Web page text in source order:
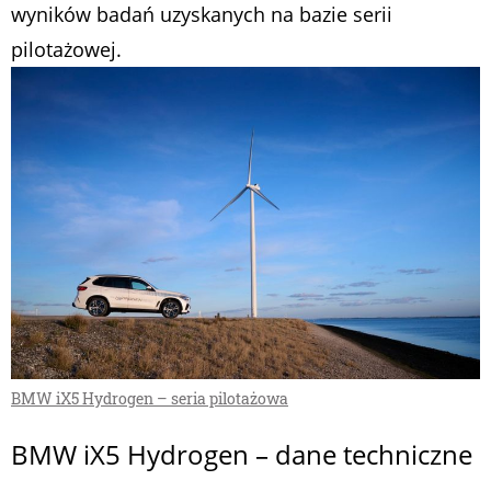
wyników badań uzyskanych na bazie serii
pilotażowej.
BMW iX5 Hydrogen – seria pilotażowa
BMW iX5 Hydrogen – dane techniczne